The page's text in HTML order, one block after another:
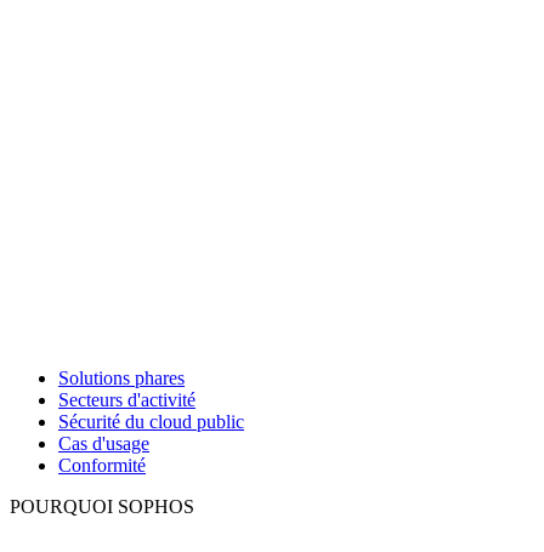
Solutions phares
Secteurs d'activité
Sécurité du cloud public
Cas d'usage
Conformité
POURQUOI SOPHOS